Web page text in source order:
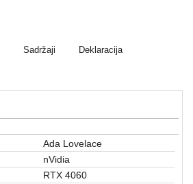
Sadržaji Deklaracija
Ada Lovelace
nVidia
RTX 4060